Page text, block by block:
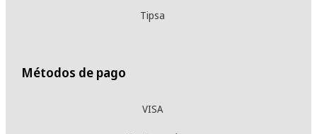
Tipsa
Métodos de pago
VISA